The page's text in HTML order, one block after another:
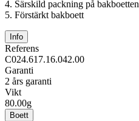
4. Särskild packning på bakboetten
5. Förstärkt bakboett
Info
Referens
C024.617.16.042.00
Garanti
2 års garanti
Vikt
80.00g
Boett